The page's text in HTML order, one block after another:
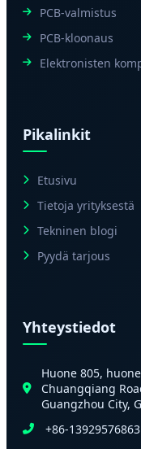
PCB-valmistus
PCB-kloonaus
Elektronisten
Pikalinkit
Etusivu
Tietoja yrityksestä
Tekninen blogi
Pyydä tarjous
Yhteystiedot
Huone 805,
Chuangqiang
Guangzhou City,
+86-13929576863